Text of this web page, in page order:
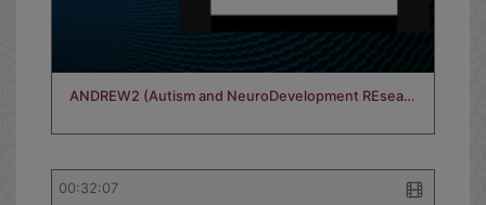
ANDREW2 (Autism and NeuroDevelopment REsea…
00:32:07